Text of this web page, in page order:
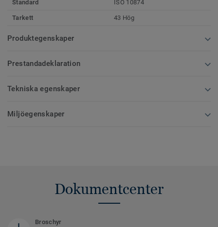
Standard ISO 10874
Tarkett 43 Hög
Produktegenskaper
Prestandadeklaration
Tekniska egenskaper
Miljöegenskaper
Dokumentcenter
Broschyr